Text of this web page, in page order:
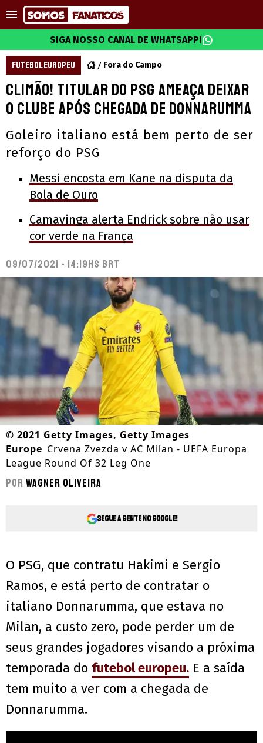
SIGA NOSSO CANAL DE WHATSAPP!
FUTEBOL EUROPEU Fora do Campo
Climão! Titular do PSG ameaça deixar
o clube após chegada de Donnarumma
Goleiro italiano está bem perto de ser
reforço do PSG
Messi encosta em Kane na disputa da
Bola de Ouro
Camavinga alerta Endrick sobre não usar
cor verde na França
09/07/2021 - 14:19hs BRT
© 2021 Getty Images, Getty Images
Europe Crvena Zvezda v AC Milan - UEFA Europa
League Round Of 32 Leg One
Por Wagner Oliveira
Segue a gente no Google!
O PSG, que contratu Hakimi e Sergio
Ramos, e está perto de contratar o
italiano Donnarumma, que estava no
Milan, a custo zero, pode perder um de
seus grandes jogadores visando a próxima
temporada do futebol europeu. E a saída
tem muito a ver com a chegada de
Donnarumma.